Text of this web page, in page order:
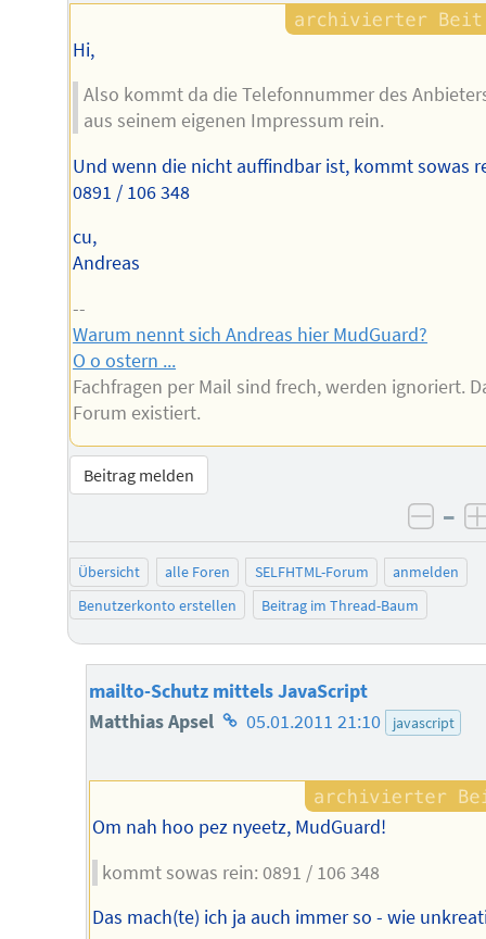
Hi,
Also kommt da die Telefonnummer des
aus seinem eigenen Impressum rein.
Und wenn die nicht auffindbar ist, kommt sowas
0891 / 106 348
cu,
Andreas
--
Warum nennt sich Andreas hier MudGuard?
O o ostern ...
Fachfragen per Mail sind frech, werden ignoriert.
Forum existiert.
Beitrag melden
–
Übersicht alle Foren SELFHTML-Forum
anmelden
Benutzerkonto erstellen
Beitrag im Thread-Baum
mailto-Schutz mittels JavaScript
Matthias Apsel Homepage
Autors
05.01.2011 21:10 javascript
Om nah hoo pez nyeetz, MudGuard!
kommt sowas rein: 0891 / 106 348
Das mach(te) ich ja auch immer so - wie